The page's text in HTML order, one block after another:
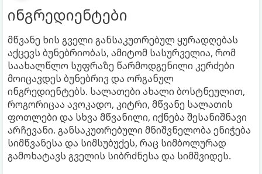
ინგრედიენტები
მწვანე ხის გველი განსაკუთრებულ ყურადღებას
აქცევს ბუნებრიობას, ამიტომ სასურველია, რომ
საახალწლო სუფრაზე წარმოდგენილი კერძები
მოიცავდეს ბუნებრივ და ორგანულ
ინგრედიენტებს. სალათები ახალი ბოსტნეულით,
როგორიცაა ავოკადო, კიტრი, მწვანე სალათის
ფოთლები და სხვა მწვანილი, იქნება შესანიშნავი
არჩევანი. განსაკუთრებული მნიშვნელობა ენიჭება
სიმწვანესა და სიმსუბუქეს, რაც სიმბოლურად
გამოხატავს გველის სიბრძნესა და სიმშვიდეს.